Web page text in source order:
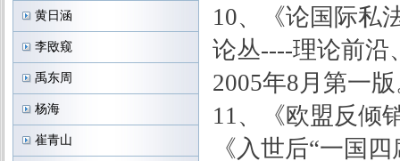
黄日涵
李敃窥
禹东周
杨海
崔青山
10、《论国际私
论丛----理论前
2005年8月第一
11、《欧盟反倾
《入世后“一国